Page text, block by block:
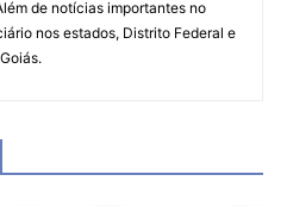
de notícias importantes no
nos estados, Distrito Federal e
Goiás.